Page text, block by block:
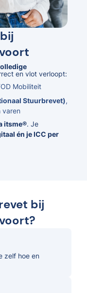
en vlot verloopt:
Mobiliteit
Stuurbrevet),
varen
itsme®. Je
én je ICC per
bij
zelf hoe en